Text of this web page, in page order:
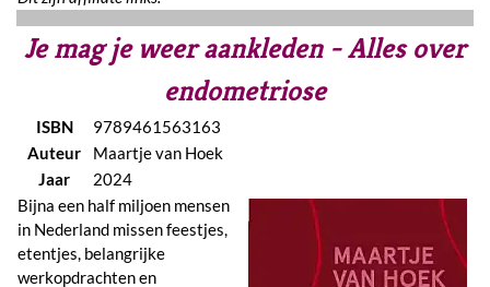
Je mag je weer aankleden - Alles over
endometriose
ISBN
9789461563163
Auteur
Maartje van Hoek
Jaar
2024
Bijna een half miljoen mensen
in Nederland missen feestjes,
etentjes, belangrijke
werkopdrachten en